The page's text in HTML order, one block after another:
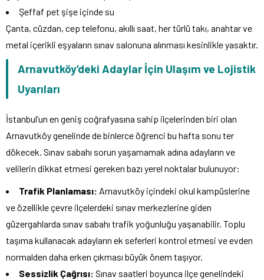
Şeffaf pet şişe içinde su
Çanta, cüzdan, cep telefonu, akıllı saat, her türlü takı, anahtar ve
metal içerikli eşyaların sınav salonuna alınması kesinlikle yasaktır.
Arnavutköy’deki Adaylar İçin Ulaşım ve Lojistik
Uyarıları
İstanbul’un en geniş coğrafyasına sahip ilçelerinden biri olan
Arnavutköy genelinde de binlerce öğrenci bu hafta sonu ter
dökecek. Sınav sabahı sorun yaşamamak adına adayların ve
velilerin dikkat etmesi gereken bazı yerel noktalar bulunuyor:
Trafik Planlaması: Arnavutköy içindeki okul kampüslerine
ve özellikle çevre ilçelerdeki sınav merkezlerine giden
güzergahlarda sınav sabahı trafik yoğunluğu yaşanabilir. Toplu
taşıma kullanacak adayların ek seferleri kontrol etmesi ve evden
normalden daha erken çıkması büyük önem taşıyor.
Sessizlik Çağrısı: Sınav saatleri boyunca ilçe genelindeki